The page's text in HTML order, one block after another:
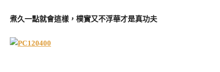
煮久一點就會這樣，樸實又不浮華才是真功夫